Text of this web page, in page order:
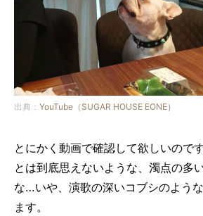
出典： YouTube（SUGAR HOUSE EONE）
とにかく動画で確認して欲しいので
とは到底思えないような、濁点の多
な…いや、演歌の深いコブシのよう
ます。